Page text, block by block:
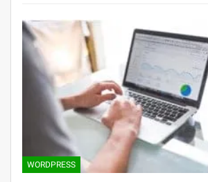
WORDPRESS